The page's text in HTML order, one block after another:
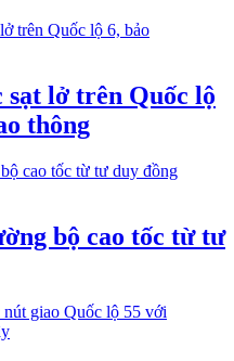
sạt lở trên Quốc lộ
thông
bộ cao tốc từ tư